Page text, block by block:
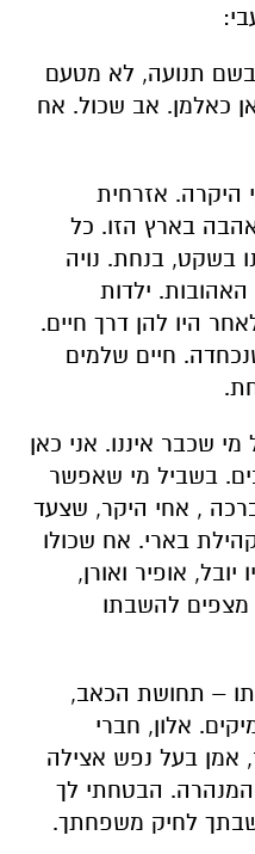
בשם תנועה, לא מטעם
כאלמן. אב שכול. אח
היקרה. אזרחית
בארץ הזו. כל
בשקט, בנחת. נויה
האהובות. ילדות
היו להן דרך חיים.
חיים שלמים
שכבר איננו. אני כאן
בשביל מי שאפשר
, אחי היקר, שצעד
בארי. אח שכולו
אופיר ואורן,
מצפים להשבתו
– תחושת הכאב,
אלון, חברי
אמן בעל נפש אצילה
הבטחתי לך
לחיק משפחתך.